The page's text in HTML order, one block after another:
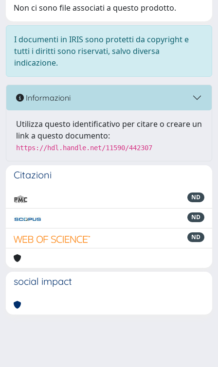
Non ci sono file associati a questo prodotto.
I documenti in IRIS sono protetti da copyright e
tutti i diritti sono riservati, salvo diversa
indicazione.
Informazioni
Utilizza questo identificativo per citare o creare un
link a questo documento:
https://hdl.handle.net/11590/442307
Citazioni
ND
ND
ND
social impact